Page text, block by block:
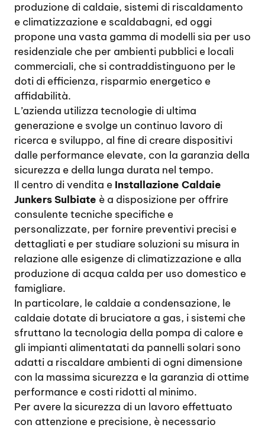
produzione di caldaie, sistemi di riscaldamento
e climatizzazione e scaldabagni, ed oggi
propone una vasta gamma di modelli sia per uso
residenziale che per ambienti pubblici e locali
commerciali, che si contraddistinguono per le
doti di efficienza, risparmio energetico e
affidabilità.
L’azienda utilizza tecnologie di ultima
generazione e svolge un continuo lavoro di
ricerca e sviluppo, al fine di creare dispositivi
dalle performance elevate, con la garanzia della
sicurezza e della lunga durata nel tempo.
Il centro di vendita e Installazione Caldaie
Junkers Sulbiate è a disposizione per offrire
consulente tecniche specifiche e
personalizzate, per fornire preventivi precisi e
dettagliati e per studiare soluzioni su misura in
relazione alle esigenze di climatizzazione e alla
produzione di acqua calda per uso domestico e
famigliare.
In particolare, le caldaie a condensazione, le
caldaie dotate di bruciatore a gas, i sistemi che
sfruttano la tecnologia della pompa di calore e
gli impianti alimentatati da pannelli solari sono
adatti a riscaldare ambienti di ogni dimensione
con la massima sicurezza e la garanzia di ottime
performance e costi ridotti al minimo.
Per avere la sicurezza di un lavoro effettuato
con attenzione e precisione, è necessario